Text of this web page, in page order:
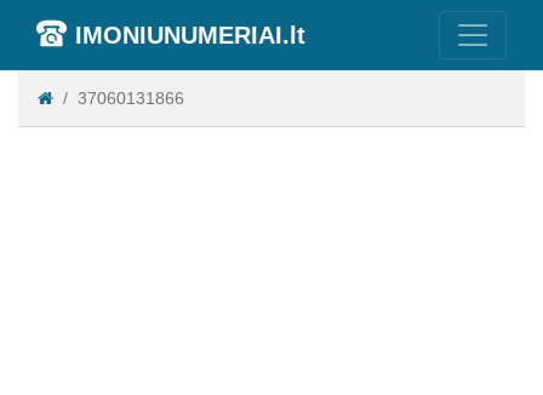
IMONIUNUMERIAI.lt
37060131866